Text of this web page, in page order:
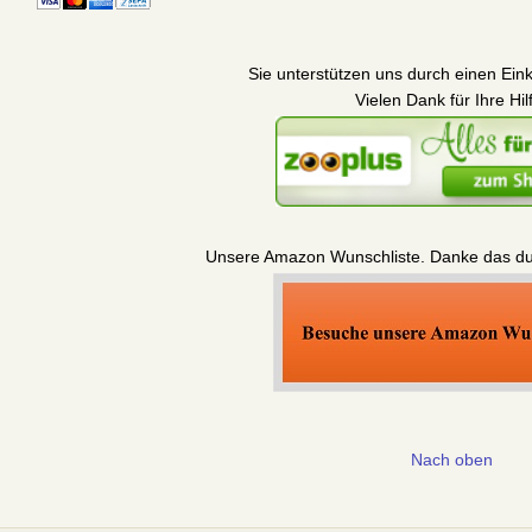
Sie unterstützen uns durch einen
Vielen Dank für Ihre
Unsere Amazon Wunschliste. Danke das
Nach oben